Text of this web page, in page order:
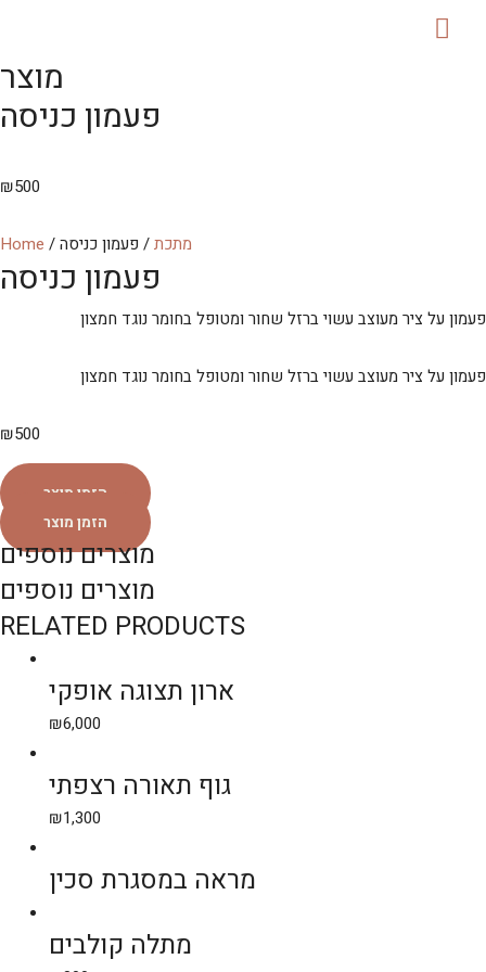
מוצר
פעמון כניסה
₪500
Home / מתכת/ פעמון כניסה
פעמון כניסה
פעמון על ציר מעוצב עשוי ברזל שחור ומטופל בחומר נוגד חמצון
פעמון על ציר מעוצב עשוי ברזל שחור ומטופל בחומר נוגד חמצון
₪500
הזמן מוצר
הזמן מוצר
מוצרים נוספים
מוצרים נוספים
RELATED PRODUCTS
ארון תצוגה אופקי
₪6,000
גוף תאורה רצפתי
₪1,300
מראה במסגרת סכין
מתלה קולבים